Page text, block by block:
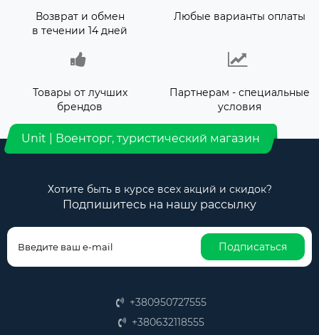
Возврат и обмен
в течении 14 дней
Любые варианты оплаты
Товары от лучших
брендов
Партнерам - специальные
условия
Unit | Военторг, туристический магазин
Хотите быть в курсе всех акций и скидок?
Подпишитесь на нашу рассылку
Подписаться
+380950727555
+380632118555